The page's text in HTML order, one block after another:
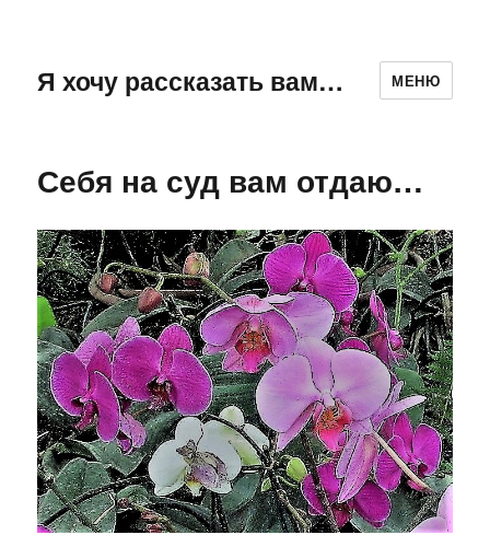
Я хочу рассказать вам… МЕНЮ
Себя на суд вам отдаю…